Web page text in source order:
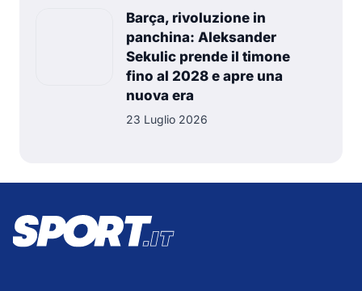
Barça, rivoluzione in
panchina: Aleksander
Sekulic prende il timone
fino al 2028 e apre una
nuova era
23 Luglio 2026